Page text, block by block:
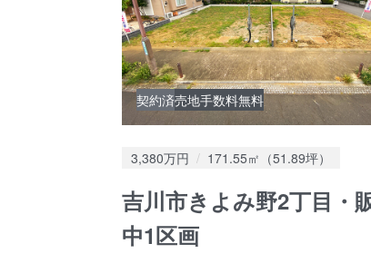
契約済売地手数料無料
吉川市きよみ野2丁目・
中1区画
価格：
3,380万円 土地面積：
171.55㎡（51.89坪）